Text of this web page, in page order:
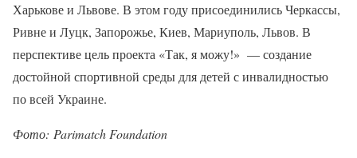
Харькове и Львове. В этом году присоединились Черкассы,
Ривне и Луцк, Запорожье, Киев, Мариуполь, Львов. В
перспективе цель проекта «Так, я можу!» — создание
достойной спортивной среды для детей с инвалидностью
по всей Украине.
Фото: Parimatch Foundation